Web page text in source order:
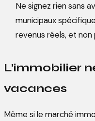
Ne signez rien sans
municipaux
revenus réels, et non
L’immobilier
vacances
Même si le marché